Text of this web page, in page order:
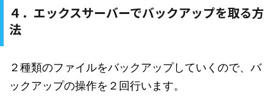
４．エックスサーバーでバックアップを取る方
法
２種類のファイルをバックアップしていくので、バ
ックアップの操作を２回行います。